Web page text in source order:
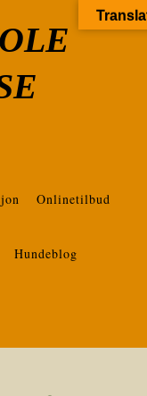
Onlinetilbud
Hundeblog